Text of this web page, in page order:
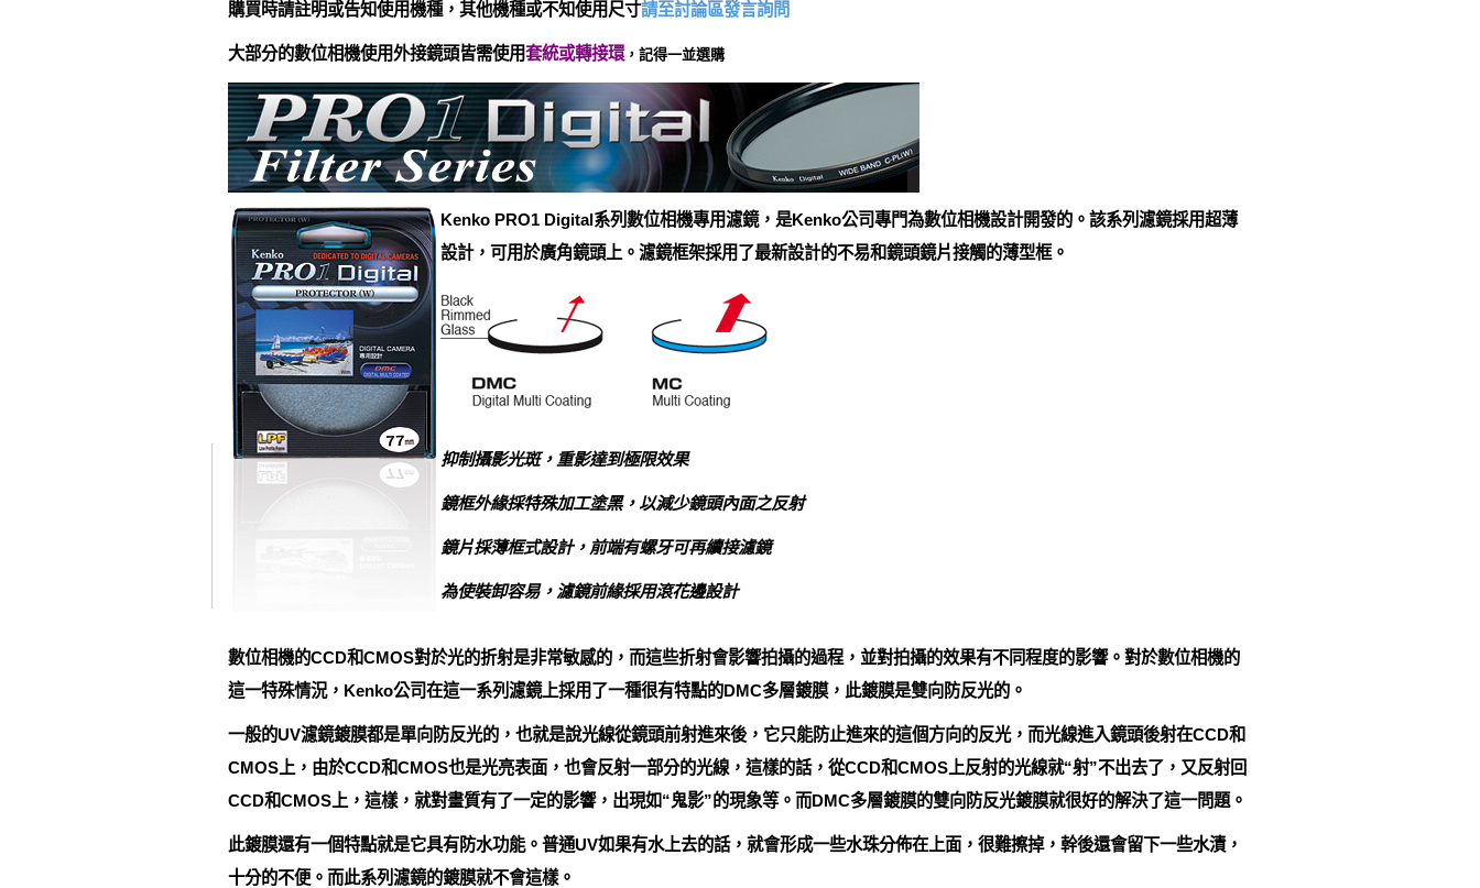
購買時請註明或告知使用機種，其他機種或不知使用尺寸請至討論區發言詢問
大部分的數位相機使用外接鏡頭皆需使用套統或轉接環，記得一並選購
Kenko PRO1 Digital系列數位相機專用濾鏡，是Kenko公司專門為數位相機設計開發的。該系列濾鏡採用超薄
設計，可用於廣角鏡頭上。濾鏡框架採用了最新設計的不易和鏡頭鏡片接觸的薄型框。
抑制攝影光斑，重影達到極限效果
鏡框外緣採特殊加工塗黑，以減少鏡頭內面之反射
鏡片採薄框式設計，前端有螺牙可再續接濾鏡
為使裝卸容易，濾鏡前緣採用滾花邊設計
數位相機的CCD和CMOS對於光的折射是非常敏感的，而這些折射會影響拍攝的過程，並對拍攝的效果有不同程度的影響。對於數位相機的
這一特殊情況，Kenko公司在這一系列濾鏡上採用了一種很有特點的DMC多層鍍膜，此鍍膜是雙向防反光的。
一般的UV濾鏡鍍膜都是單向防反光的，也就是說光線從鏡頭前射進來後，它只能防止進來的這個方向的反光，而光線進入鏡頭後射在CCD和
CMOS上，由於CCD和CMOS也是光亮表面，也會反射一部分的光線，這樣的話，從CCD和CMOS上反射的光線就“射”不出去了，又反射回
CCD和CMOS上，這樣，就對畫質有了一定的影響，出現如“鬼影”的現象等。而DMC多層鍍膜的雙向防反光鍍膜就很好的解決了這一問題。
此鍍膜還有一個特點就是它具有防水功能。普通UV如果有水上去的話，就會形成一些水珠分佈在上面，很難擦掉，幹後還會留下一些水漬，
十分的不便。而此系列濾鏡的鍍膜就不會這樣。